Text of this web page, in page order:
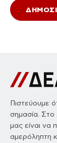
Πιστεύουμε
σημασία.
μας είναι να
αμερόληπτη